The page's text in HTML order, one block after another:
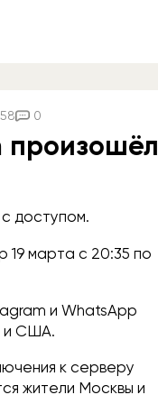
0
произошёл
доступом.
марта с 20:35 по
и WhatsApp
и США.
к серверу
жители Москвы и